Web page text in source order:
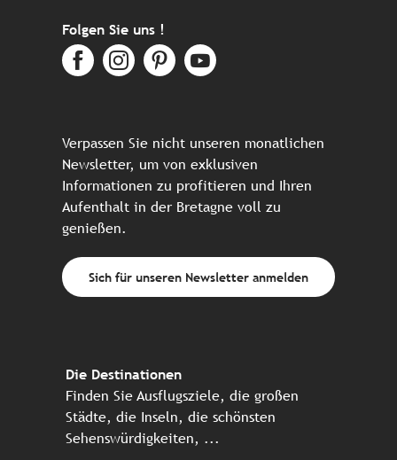
Folgen Sie uns !
Verpassen Sie nicht unseren monatlichen
Newsletter, um von exklusiven
Informationen zu profitieren und Ihren
Aufenthalt in der Bretagne voll zu
genießen.
Sich für unseren Newsletter anmelden
Die Destinationen
Finden Sie Ausflugsziele, die großen
Städte, die Inseln, die schönsten
Sehenswürdigkeiten, ...